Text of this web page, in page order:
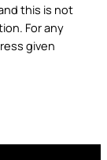
this is not
For any
given